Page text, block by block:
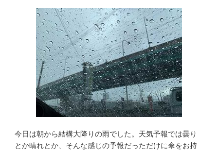
今日は朝から結構大降りの雨でした。天気予報では曇り
とか晴れとか、そんな感じの予報だっただけに傘をお持